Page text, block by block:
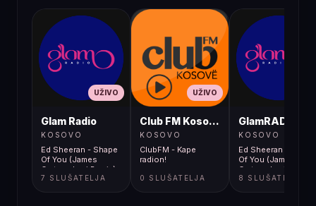
UŽIVO
Glam Radio
KOSOVO
Ed Sheeran - Shape
Of You (James
Carter x Levi Remix)
7 SLUŠATELJA
UŽIVO
Club FM Kosovë
KOSOVO
ClubFM - Kape
radion!
0 SLUŠATELJA
GlamRADIO
KOSOVO
Ed Sheeran - Shape
Of You (James
Carter x Levi Remix)
8 SLUŠATELJA